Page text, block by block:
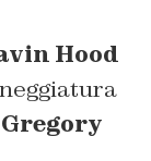
Hood
Gregory